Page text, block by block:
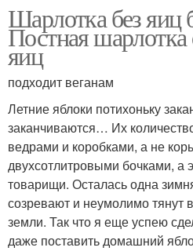
Шарлотка без яиц
Постная шарлотка
яиц
подходит веганам
Летние яблоки потихоньку
заканчиваются… Их
ведрами и коробками, а не
двухсотлитровыми бочками, а
товарищи. Осталась одна
созревают и неумолимо тянут
земли. Так что я еще успею
даже поставить домашний